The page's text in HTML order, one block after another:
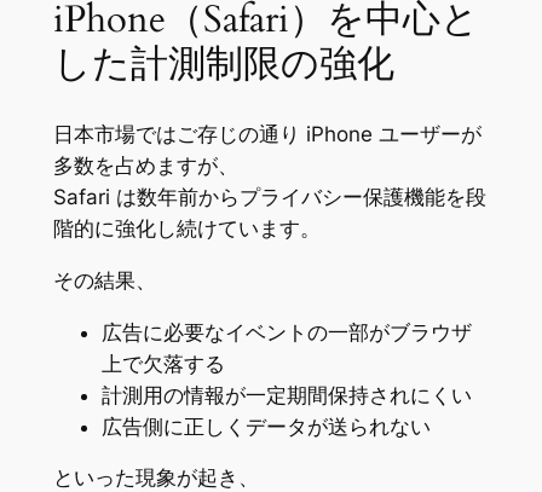
iPhone（Safari）を中心と
した計測制限の強化
日本市場ではご存じの通り iPhone ユーザーが
多数を占めますが、
Safari は数年前からプライバシー保護機能を段
階的に強化し続けています。
その結果、
広告に必要なイベントの一部がブラウザ
上で欠落する
計測用の情報が一定期間保持されにくい
広告側に正しくデータが送られない
といった現象が起き、